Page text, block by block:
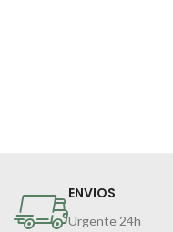
ENVIOS
Urgente 24h